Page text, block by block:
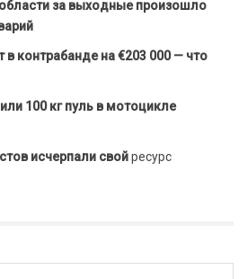
за выходные произошло
контрабанде на €203 000 — что
100 кг пуль в мотоцикле
исчерпали свойресурс